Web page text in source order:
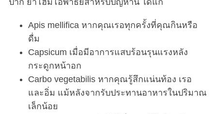
Apis mellifica หากคุณเรอทุกครั้งที่คุณกินหรือ
ดื่ม
Capsicum เมื่อมีอาการแสบร้อนรุนแรงหลัง
กระดูกหน้าอก
Carbo vegetabilis หากคุณรู้สึกแน่นท้อง เรอ
และอิ่ม แม้หลังจากรับประทานอาหารในปริมาณ
เล็กน้อย